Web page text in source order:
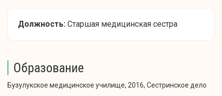
Должность: Старшая медицинская сестра
Образование
Бузулукское медицинское училище, 2016, Сестринское дело